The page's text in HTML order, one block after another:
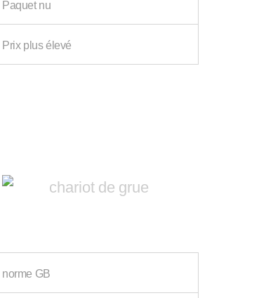
Paquet nu
Prix plus élevé
norme GB